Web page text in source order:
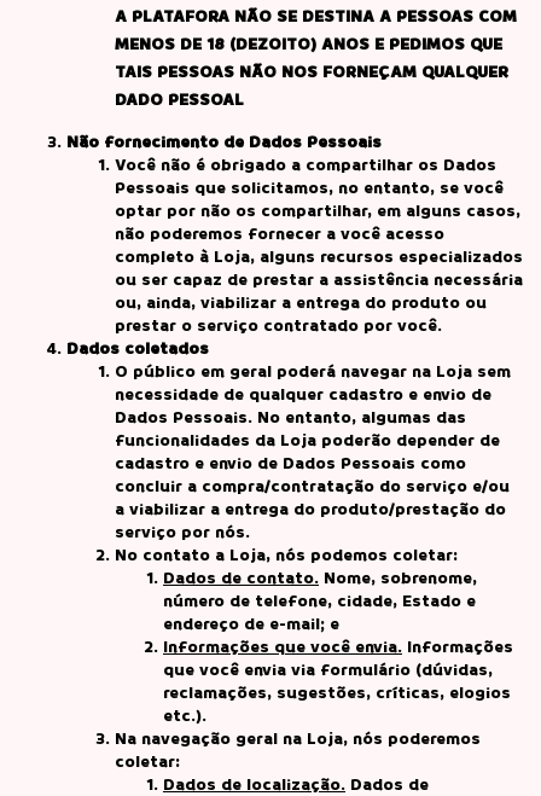
A PLATAFORA NÃO SE DESTINA A PESSOAS COM
MENOS DE 18 (DEZOITO) ANOS E PEDIMOS QUE
TAIS PESSOAS NÃO NOS FORNEÇAM QUALQUER
DADO PESSOAL
Não fornecimento de Dados Pessoais
Você não é obrigado a compartilhar os Dados
Pessoais que solicitamos, no entanto, se você
optar por não os compartilhar, em alguns casos,
não poderemos fornecer a você acesso
completo à Loja, alguns recursos especializados
ou ser capaz de prestar a assistência necessária
ou, ainda, viabilizar a entrega do produto ou
prestar o serviço contratado por você.
Dados coletados
O público em geral poderá navegar na Loja sem
necessidade de qualquer cadastro e envio de
Dados Pessoais. No entanto, algumas das
funcionalidades da Loja poderão depender de
cadastro e envio de Dados Pessoais como
concluir a compra/contratação do serviço e/ou
a viabilizar a entrega do produto/prestação do
serviço por nós.
No contato a Loja, nós podemos coletar:
Dados de contato. Nome, sobrenome,
número de telefone, cidade, Estado e
endereço de e-mail; e
Informações que você envia. Informações
que você envia via formulário (dúvidas,
reclamações, sugestões, críticas, elogios
etc.).
Na navegação geral na Loja, nós poderemos
coletar:
Dados de localização. Dados de